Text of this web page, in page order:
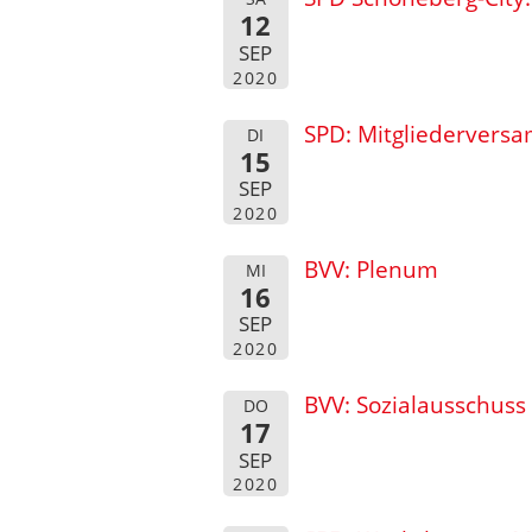
12
SEP
2020
DI
15
SEP
2020
SPD:
MI
16
SEP
2020
BVV: Plenum
DO
17
SEP
2020
BVV: Sozialausschuss